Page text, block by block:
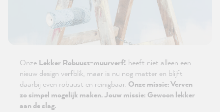
Onze Lekker Robuust-muurverf! heeft niet alleen een
nieuw design verfblik, maar is nu nog matter en blijft
daarbij even robuust en reinigbaar. Onze missie: Verven
zo simpel mogelijk maken. Jouw missie: Gewoon lekker
aan de slag.